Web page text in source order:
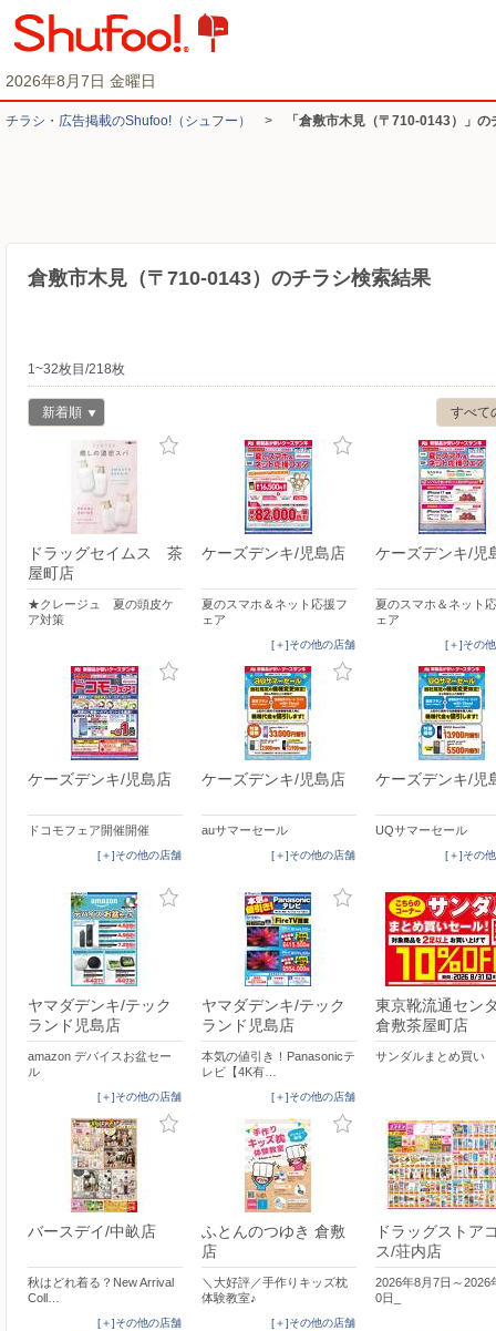
2026年8月7日 金曜日
チラシ・​広告掲載の​Shufoo!​（シュフー） > 「倉敷市木見（〒710-0143）」
倉敷市木見（〒710-0143）のチラシ検索結果
1~32枚目/218枚
すべて
新着順
ドラッグセイムス 茶
屋町店
★クレージュ 夏の頭皮ケ
ア対策
ケーズデンキ/児島店
夏のスマホ＆ネット応援フ
ェア
[＋]その他の店舗
ケーズデンキ/児
夏のスマホ＆ネット
ェア
[＋]その
ケーズデンキ/児島店
ドコモフェア開催開催
[＋]その他の店舗
ケーズデンキ/児島店
auサマーセール
[＋]その他の店舗
ケーズデンキ/児
UQサマーセール
[＋]その
ヤマダデンキ/テック
ランド児島店
amazon デバイスお盆セー
ル
[＋]その他の店舗
ヤマダデンキ/テック
ランド児島店
本気の値引き！Panasonicテ
レビ【4K有…
[＋]その他の店舗
東京靴流通セン
倉敷茶屋町店
サンダルまとめ買い
バースデイ/中畝店
秋はどれ着る？New Arrival
Coll…
[＋]その他の店舗
ふとんのつゆき 倉敷
店
＼大好評／手作りキッズ枕
体験教室♪
[＋]その他の店舗
ドラッグストア
ス/荘内店
2026年8月7日～2026
0日_